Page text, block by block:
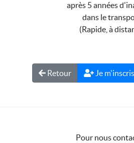
après 5 années
dans le
(Rapide, à
Retour Je
Pour nous